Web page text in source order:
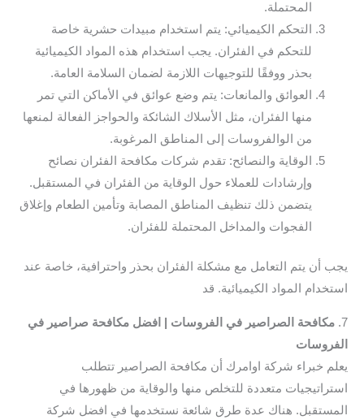
المحتملة.
التحكم الكيميائي: يتم استخدام مبيدات حشرية خاصة
للتحكم في الفئران. يجب استخدام هذه المواد الكيميائية
بحذر ووفقًا للتوجيهات اللازمة لضمان السلامة العامة.
العوائق والمانعات: يتم وضع عوائق في الأماكن التي تمر
منها الفئران، مثل الأسلاك الشائكة والحواجز الفعالة لمنعها
من الوالفروسات إلى المناطق المرغوبة.
الوقاية والنصائح: تقدم شركات مكافحة الفئران نصائح
وإرشادات للعملاء حول الوقاية من الفئران في المستقبل.
يتضمن ذلك تنظيف المناطق المصابة وتأمين الطعام وإغلاق
الفجوات والمداخل المحتملة للفئران.
يجب أن يتم التعامل مع مشكلة الفئران بحذر واحترافية، خاصة عند
استخدام المواد الكيميائية. قد
7. مكافحة الصراصير في الفروسات | افضل مكافحة صراصير في
الفروسات
يعلم خبراء شركة اوامرك أن مكافحة الصراصير تتطلب
استراتيجيات متعددة للتخلص منها والوقاية من ظهورها في
المستقبل. هناك عدة طرق شائعة نستخدمها في افضل شركة